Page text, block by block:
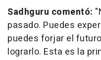
Sadhguru comentó:
pasado. Puedes
puedes forjar el
lograrlo. Esta es la